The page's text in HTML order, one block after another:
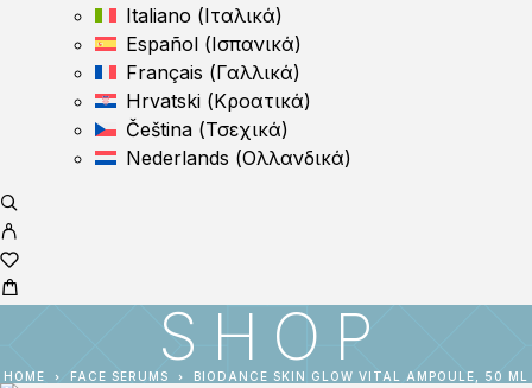
Italiano (Ιταλικά)
Español (Ισπανικά)
Français (Γαλλικά)
Hrvatski (Κροατικά)
Čeština (Τσεχικά)
Nederlands (Ολλανδικά)
SHOP
HOME FACE SERUMS BIODANCE SKIN GLOW VITAL AMPOULE, 50 ML